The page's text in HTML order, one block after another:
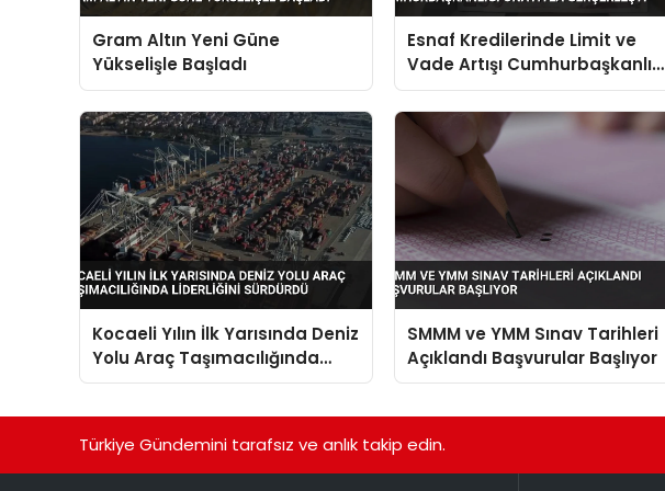
Gram Altın Yeni Güne
Yükselişle Başladı
Esnaf Kredilerinde Limit ve
Vade Artışı Cumhurbaşkanlığı
Onayıyla Gerçekleşti
Kocaeli Yılın İlk Yarısında Deniz
Yolu Araç Taşımacılığında
Liderliğini Sürdürdü
SMMM ve YMM Sınav Tarihleri
Açıklandı Başvurular Başlıyor
Türkiye Gündemini tarafsız ve anlık takip edin.